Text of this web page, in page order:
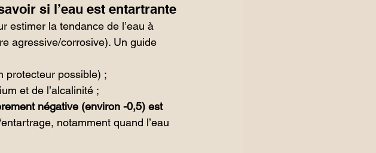
si l’eau est entartrante
estimer la tendance de l’eau à
agressive/corrosive). Un guide
protecteur possible) ;
et de l’alcalinité ;
négative (environ -0,5) est
notamment quand l’eau